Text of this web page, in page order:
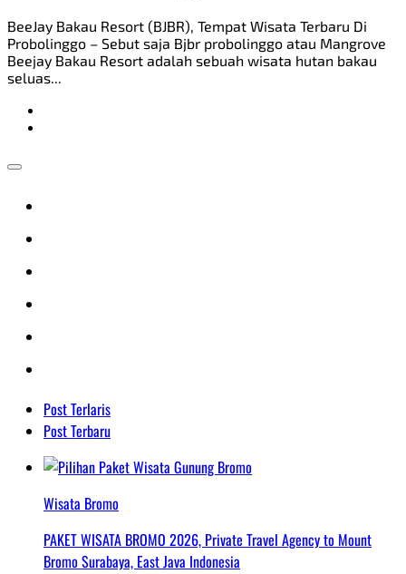
BeeJay Bakau Resort (BJBR), Tempat Wisata Terbaru Di
Probolinggo – Sebut saja Bjbr probolinggo atau Mangrove
Beejay Bakau Resort adalah sebuah wisata hutan bakau
seluas...
Post Terlaris
Post Terbaru
Wisata Bromo
PAKET WISATA BROMO 2026, Private Travel Agency to Mount
Bromo Surabaya, East Java Indonesia